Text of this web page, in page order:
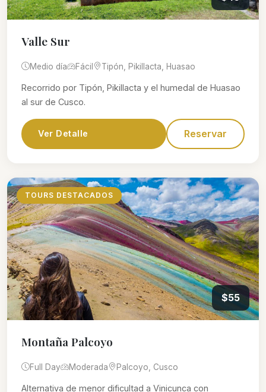
Valle Sur
Medio día Fácil Tipón, Pikillacta, Huasao
Recorrido por Tipón, Pikillacta y el humedal de Huasao
al sur de Cusco.
Ver Detalle Reservar
TOURS DESTACADOS
$55
Montaña Palcoyo
Full Day Moderada Palcoyo, Cusco
Alternativa de menor dificultad a Vinicunca con